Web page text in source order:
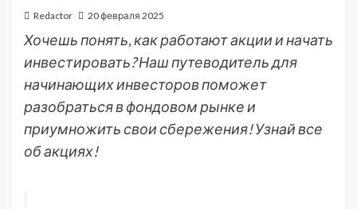
Redactor 20 февраля 2025
Хочешь понять, как работают акции и начать
инвестировать? Наш путеводитель для
начинающих инвесторов поможет
разобраться в фондовом рынке и
приумножить свои сбережения! Узнай все
об акциях!